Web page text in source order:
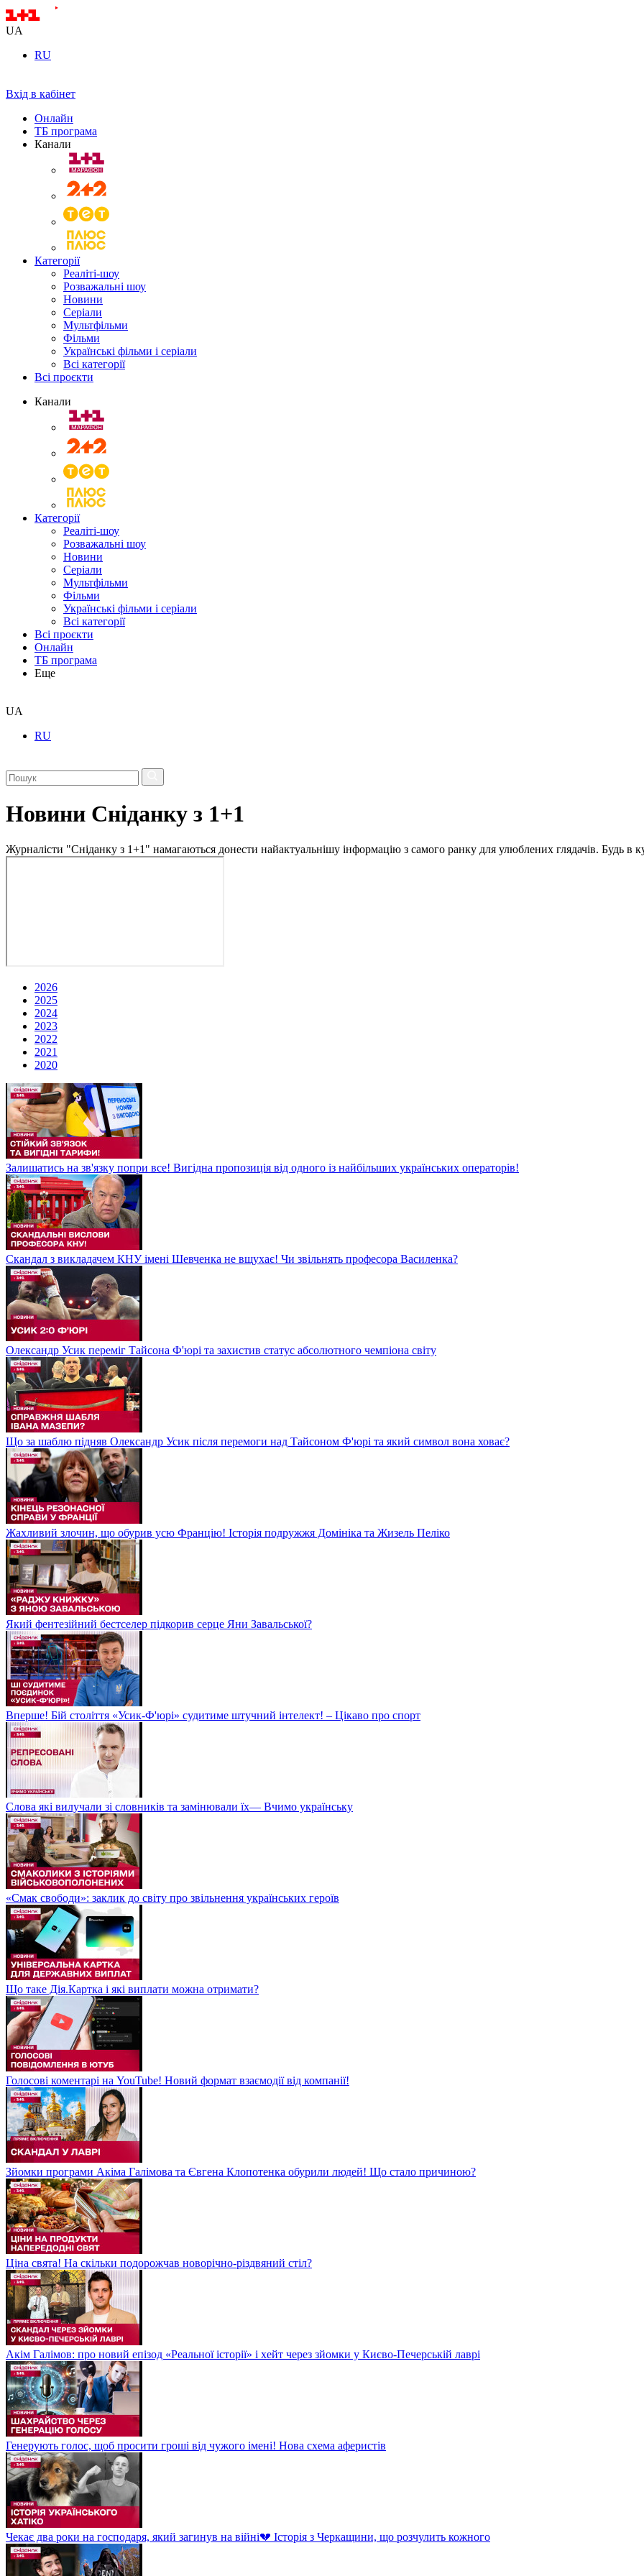
UA
RU
Вхід в кабінет
Онлайн
ТБ програма
Канали
Категорії
Реаліті-шоу
Розважальні шоу
Новини
Серіали
Мультфільми
Фільми
Українські фільми і серіали
Всі категорії
Всі проєкти
Канали
Категорії
Реаліті-шоу
Розважальні шоу
Новини
Серіали
Мультфільми
Фільми
Українські фільми і серіали
Всі категорії
Всі проєкти
Онлайн
ТБ програма
Еще
UA
RU
Новини Сніданку з 1+1
Журналісти "Сніданку з 1+1" намагаються донести найактуальнішу інформацію з самого ранку для улюблених глядачів. Будь в
2026
2025
2024
2023
2022
2021
2020
Залишатись на зв'язку попри все! Вигідна пропозиція від одного із найбільших українських операторів!
Скандал з викладачем КНУ імені Шевченка не вщухає! Чи звільнять професора Василенка?
Олександр Усик переміг Тайсона Ф'юрі та захистив статус абсолютного чемпіона світу
Що за шаблю підняв Олександр Усик після перемоги над Тайсоном Ф'юрі та який символ вона ховає?
Жахливий злочин, що обурив усю Францію! Історія подружжя Домініка та Жизель Пеліко
Який фентезійний бестселер підкорив серце Яни Завальської?
Вперше! Бій століття «Усик-Ф'юрі» судитиме штучний інтелект! – Цікаво про спорт
Слова які вилучали зі словників та замінювали їх— Вчимо українську
«Смак свободи»: заклик до світу про звільнення українських героїв
Що таке Дія.Картка і які виплати можна отримати?
Голосові коментарі на YouTube! Новий формат взаємодії від компанії!
Зйомки програми Акіма Галімова та Євгена Клопотенка обурили людей! Що стало причиною?
Ціна свята! На скільки подорожчав новорічно-різдвяний стіл?
Акім Галімов: про новий епізод «Реальної історії» і хейт через зйомки у Києво-Печерській лаврі
Генерують голос, щоб просити гроші від чужого імені! Нова схема аферистів
Чекає два роки на господаря, який загинув на війні💔 Історія з Черкащини, що розчулить кожного